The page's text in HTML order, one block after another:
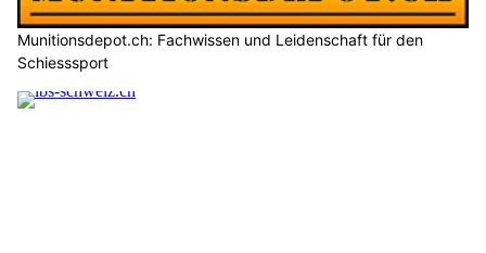
Munitionsdepot.ch: Fachwissen und Leidenschaft für den
Schiesssport